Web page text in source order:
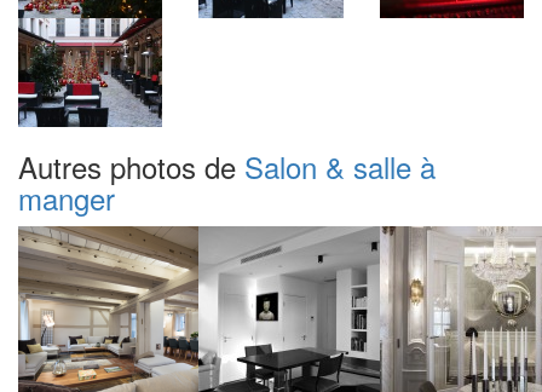
Autres photos de Salon & salle à
manger